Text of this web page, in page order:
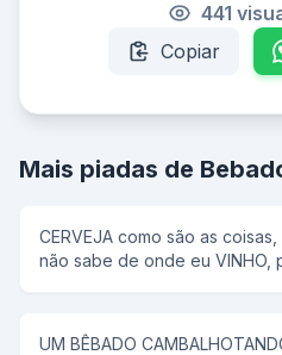
441
Copiar
Mais piadas de
CERVEJA como são as
não sabe de onde eu VINHO,
UM BÊBADO